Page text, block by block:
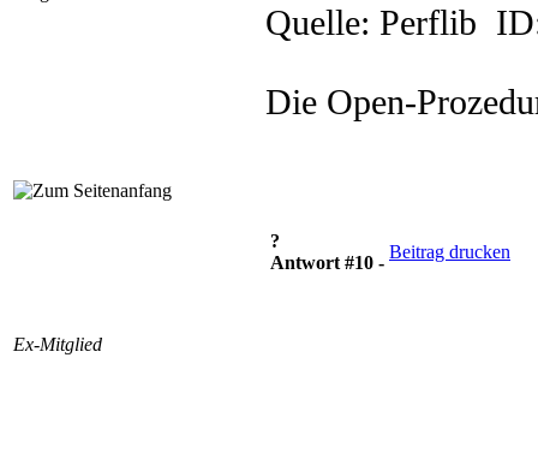
Quelle: Perflib
Die Open-
Ex-Mitglied
?
Antwort #10 -
Beitrag drucken